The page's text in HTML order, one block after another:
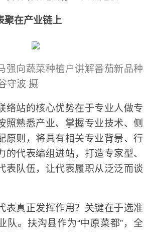
聚在产业链上
强向蔬菜种植户讲解番茄新品种
守波 摄
站的核心优势在于专业人做专
照熟悉产业、掌握专业技术、侧
原则，将具有相关专业背景、行
的代表编组进站，打造专家型、
表队伍，让代表履职从泛泛而谈
真正发挥作用？关键在于选准
队。扶沟县作为“中原菜都”，全